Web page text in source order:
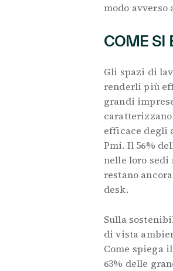
modo
COME SI
Gli spazi di
renderli più
grandi
efficace degli
Pmi. Il 56%
nelle loro sedi
restano
desk.
Sulla
di vista
Come spiega
63% delle